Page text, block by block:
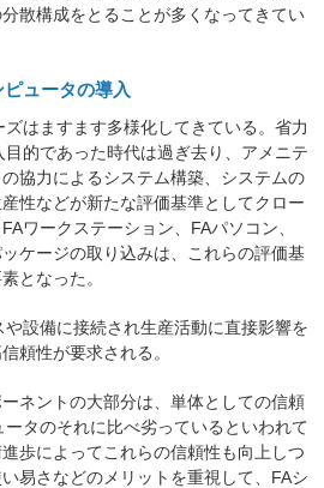
散構成をとることが多くなってきてい
ュータの導入
はますます多様化してきている。省力
的であった時代は過ぎ去り、アメニテ
協力によるシステム構築、システムの
性などが新たな評価基準としてクロー
ワークステーション、FAパソコン、
ケージの取り込みは、これらの評価基
となった。
設備に接続され生産活動に直接影響を
頼性が要求される。
ネントの大部分は、単体としての信頼
タのそれに比べ劣っているといわれて
歩によってこれらの信頼性も向上しつ
易さなどのメリットを重視して、FAシ